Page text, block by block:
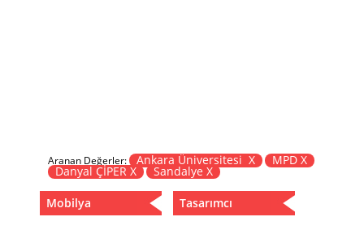
Zigon
Aranan Değerler: Ankara Üniversitesi X MPD X
Danyal ÇİPER X Sandalye X
Mobilya Tasarımcı